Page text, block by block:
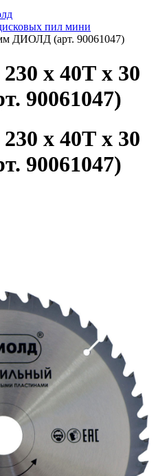
пил мини
ДИОЛД (арт. 90061047)
х 40Т х 30
90061047)
х 40Т х 30
90061047)